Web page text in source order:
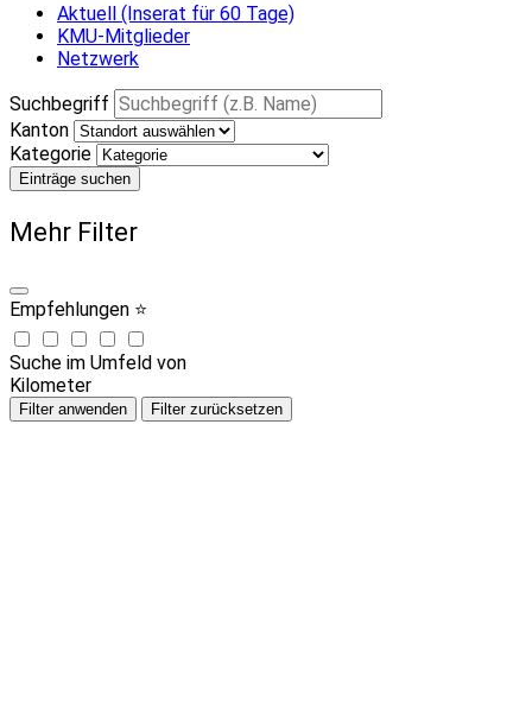
Aktuell (Inserat für 60 Tage)
KMU-Mitglieder
Netzwerk
Suchbegriff
Kanton
Kategorie
Einträge suchen
Mehr Filter
Empfehlungen ⭐
Suche im Umfeld von
Kilometer
Filter anwenden Filter zurücksetzen